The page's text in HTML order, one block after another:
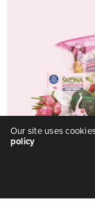
Rosa bandet
Our site uses
policy